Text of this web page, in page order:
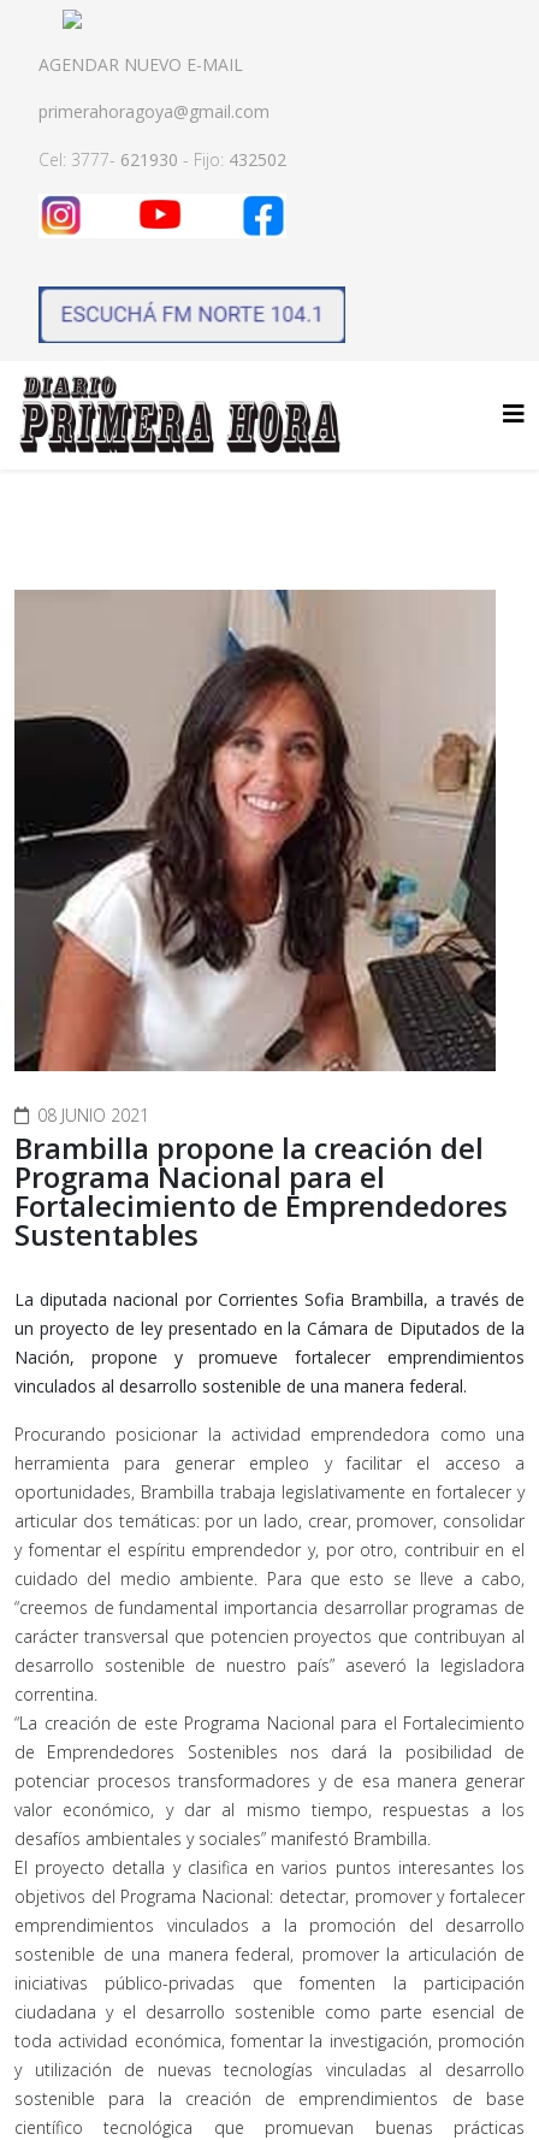
AGENDAR NUEVO E-MAIL
primerahoragoya@gmail.com
Cel: 3777- 621930 - Fijo: 432502
08 JUNIO 2021
Brambilla propone la creación del
Programa Nacional para el
Fortalecimiento de Emprendedores
Sustentables
La diputada nacional por Corrientes Sofia Brambilla, a través de
un proyecto de ley presentado en la Cámara de Diputados de la
Nación, propone y promueve fortalecer emprendimientos
vinculados al desarrollo sostenible de una manera federal.
Procurando posicionar la actividad emprendedora como una
herramienta para generar empleo y facilitar el acceso a
oportunidades, Brambilla trabaja legislativamente en fortalecer y
articular dos temáticas: por un lado, crear, promover, consolidar
y fomentar el espíritu emprendedor y, por otro, contribuir en el
cuidado del medio ambiente. Para que esto se lleve a cabo,
“creemos de fundamental importancia desarrollar programas de
carácter transversal que potencien proyectos que contribuyan al
desarrollo sostenible de nuestro país” aseveró la legisladora
correntina.
“La creación de este Programa Nacional para el Fortalecimiento
de Emprendedores Sostenibles nos dará la posibilidad de
potenciar procesos transformadores y de esa manera generar
valor económico, y dar al mismo tiempo, respuestas a los
desafíos ambientales y sociales” manifestó Brambilla.
El proyecto detalla y clasifica en varios puntos interesantes los
objetivos del Programa Nacional: detectar, promover y fortalecer
emprendimientos vinculados a la promoción del desarrollo
sostenible de una manera federal, promover la articulación de
iniciativas público-privadas que fomenten la participación
ciudadana y el desarrollo sostenible como parte esencial de
toda actividad económica, fomentar la investigación, promoción
y utilización de nuevas tecnologías vinculadas al desarrollo
sostenible para la creación de emprendimientos de base
científico tecnológica que promuevan buenas prácticas